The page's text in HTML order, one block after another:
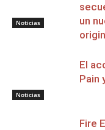
Noticias
un
Noticias
El
Pain
Fire